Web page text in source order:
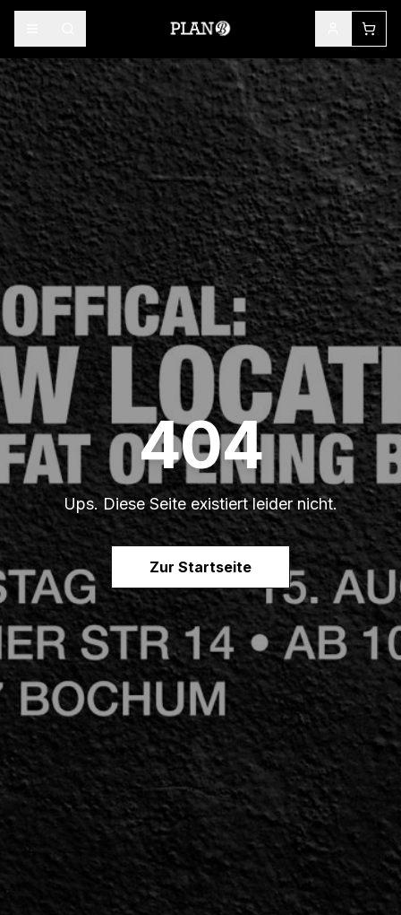
404
Ups. Diese Seite existiert leider nicht.
Zur Startseite